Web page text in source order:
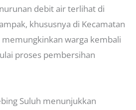
debit air terlihat di
khususnya di Kecamatan
warga kembali
proses pembersihan
Suluh menunjukkan